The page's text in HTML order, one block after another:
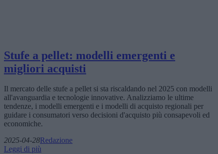
Stufe a pellet: modelli emergenti e
migliori acquisti
Il mercato delle stufe a pellet si sta riscaldando nel 2025 con modelli
all'avanguardia e tecnologie innovative. Analizziamo le ultime
tendenze, i modelli emergenti e i modelli di acquisto regionali per
guidare i consumatori verso decisioni d'acquisto più consapevoli ed
economiche.
2025-04-28Redazione
Leggi di più